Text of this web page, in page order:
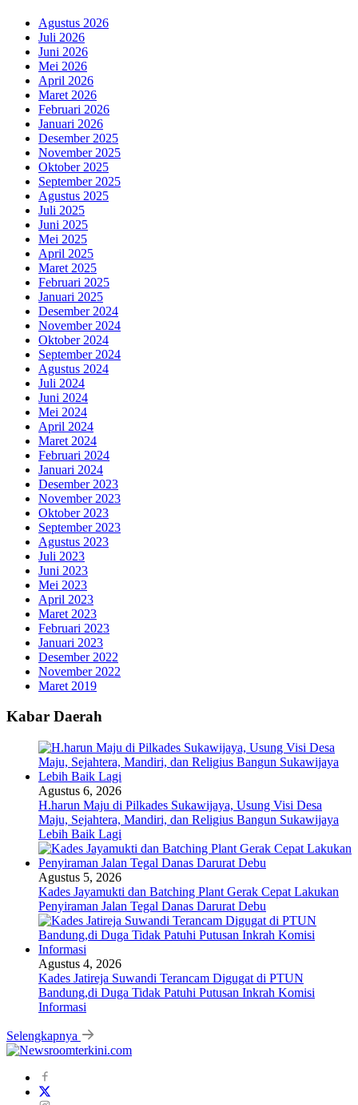
Agustus 2026
Juli 2026
Juni 2026
Mei 2026
April 2026
Maret 2026
Februari 2026
Januari 2026
Desember 2025
November 2025
Oktober 2025
September 2025
Agustus 2025
Juli 2025
Juni 2025
Mei 2025
April 2025
Maret 2025
Februari 2025
Januari 2025
Desember 2024
November 2024
Oktober 2024
September 2024
Agustus 2024
Juli 2024
Juni 2024
Mei 2024
April 2024
Maret 2024
Februari 2024
Januari 2024
Desember 2023
November 2023
Oktober 2023
September 2023
Agustus 2023
Juli 2023
Juni 2023
Mei 2023
April 2023
Maret 2023
Februari 2023
Januari 2023
Desember 2022
November 2022
Maret 2019
Kabar Daerah
Agustus 6, 2026
H.harun Maju di Pilkades Sukawijaya, Usung Visi Desa
Maju, Sejahtera, Mandiri, dan Religius Bangun Sukawijaya
Lebih Baik Lagi
Agustus 5, 2026
Kades Jayamukti dan Batching Plant Gerak Cepat Lakukan
Penyiraman Jalan Tegal Danas Darurat Debu
Agustus 4, 2026
Kades Jatireja Suwandi Terancam Digugat di PTUN
Bandung,di Duga Tidak Patuhi Putusan Inkrah Komisi
Informasi
Selengkapnya